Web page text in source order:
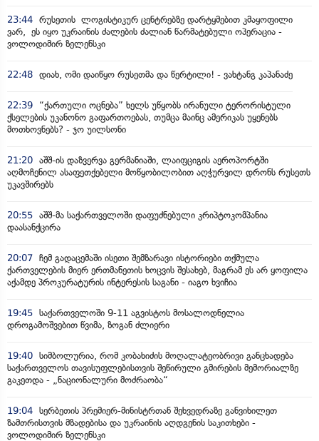
23:44 რუსეთის ლოგისტიკურ ცენტრებზე დარტყმებით კმაყოფილი
ვარ, ეს იყო უკრაინის ძალების ძალიან წარმატებული ოპერაცია -
ვოლოდიმირ ზელენსკი
22:48 დიახ, ომი დაიწყო რუსეთმა და წერტილი! - ვახტანგ კაპანაძე
22:39
“ქართული ოცნება” ხელს უწყობს ირანული ტერორისტული
ქსელების უკანონო გაფართოებას, თუმცა მაინც ამერიკას უყენებს
მოთხოვნებს? - ჯო უილსონი
21:20 აშშ-ის დაზვერვა გერმანიაში, ლაიფციგის აეროპორტში
აღმოჩენილ ასაფეთქებელი მოწყობილობით აღჭურვილ დრონს რუსეთს
უკავშირებს
20:55 აშშ-მა საქართველოში დაფუძნებული კრიპტოკომპანია
დაასანქცირა
20:07 ჩემ გადაცემაში ისეთი შემზარავი ისტორიები თქმულა
ქართველების მიერ ერთმანეთის ხოცვის შესახებ, მაგრამ ეს არ ყოფილა
აქამდე პროკურატურის ინტერესის საგანი - იაგო ხვიჩია
19:45 საქართველოში 9-11 აგვისტოს მოსალოდნელია
დროგამოშვებით წვიმა, ზოგან ძლიერი
19:40 სიმბოლურია, რომ კობახიძის მოღალატეობრივი განცხადება
საქართველოს თავისუფლებისთვის შეწირული გმირების მემორიალზე
გაკეთდა - „ნაციონალური მოძრაობა“
19:04 სერბეთის პრემიერ-მინისტრთან შეხვედრაზე განვიხილეთ
ზამთრისთვის მზადებისა და უკრაინის აღდგენის საკითხები -
ვოლოდიმირ ზელენსკი